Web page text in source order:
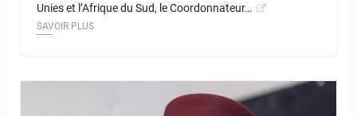
Unies et l’Afrique du Sud, le Coordonnateur…
SAVOIR PLUS